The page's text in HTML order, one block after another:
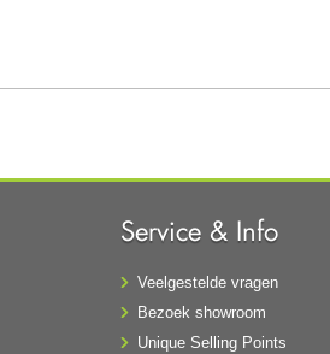
Service & Info
Veelgestelde vragen
Bezoek showroom
Unique Selling Points